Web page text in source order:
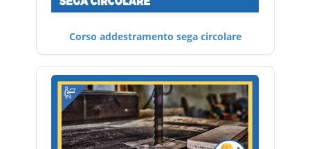
Corso addestramento sega circolare